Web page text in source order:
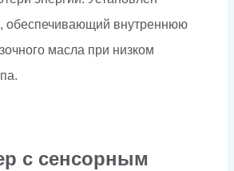
обеспечивающий внутреннюю
масла при низком
с сенсорным